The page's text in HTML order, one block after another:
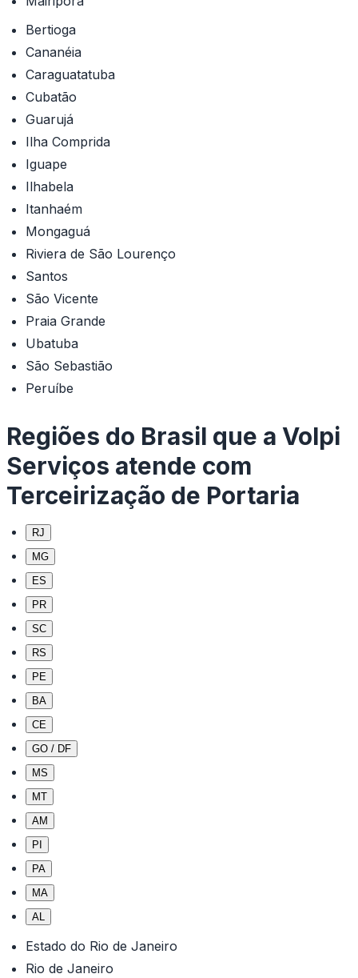
Bertioga
Cananéia
Caraguatatuba
Cubatão
Guarujá
Ilha Comprida
Iguape
Ilhabela
Itanhaém
Mongaguá
Riviera de São Lourenço
Santos
São Vicente
Praia Grande
Ubatuba
São Sebastião
Peruíbe
Regiões do Brasil que a Volpi
Serviços atende com
Terceirização de Portaria
RJ
MG
ES
PR
SC
RS
PE
BA
CE
GO / DF
MS
MT
AM
PI
PA
MA
AL
Estado do Rio de Janeiro
Rio de Janeiro